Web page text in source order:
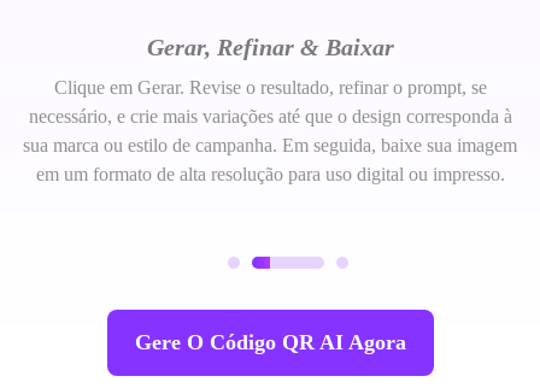
Gerar, Refinar & Baixar
Clique em Gerar. Revise o resultado, refinar o prompt, se
necessário, e crie mais variações até que o design corresponda à
sua marca ou estilo de campanha. Em seguida, baixe sua imagem
em um formato de alta resolução para uso digital ou impresso.
Gere O Código QR AI Agora